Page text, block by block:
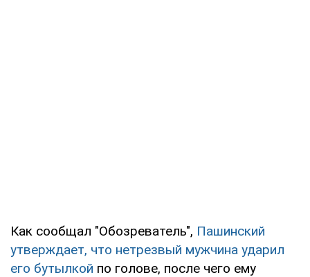
Как сообщал "Обозреватель", Пашинский
утверждает, что нетрезвый мужчина ударил
его бутылкой по голове, после чего ему